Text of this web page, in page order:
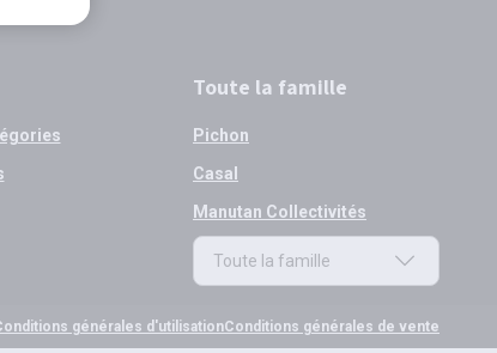
Toute la famille
Pichon
Casal
Manutan Collectivités
Toute la famille
générales d'utilisationConditions générales de vente